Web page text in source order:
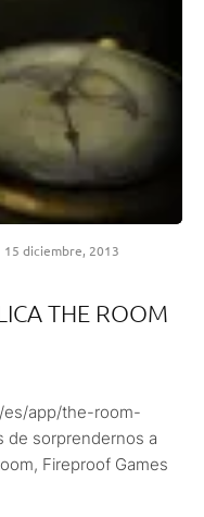
15 diciembre, 2013
THE ROOM
es/app/the-room-
de sorprendernos a
Fireproof Games